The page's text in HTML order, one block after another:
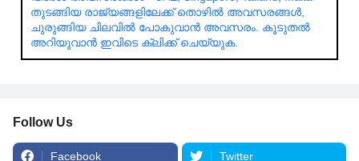
തുടങ്ങിയ രാജ്യങ്ങളിലേക്ക് തൊഴിൽ അവസരങ്ങൾ,
ചുരുങ്ങിയ ചിലവിൽ പോകുവാൻ അവസരം. കൂടുതൽ
അറിയുവാൻ ഇവിടെ ക്ലിക്ക് ചെയ്യുക.
Follow Us
Facebook Twitter